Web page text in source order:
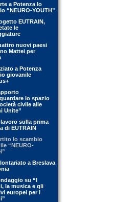
a Potenza lo
“NEURO-YOUTH”
EUTRAIN,
le
nuovi paesi
Mattei per
a Potenza
giovanile
lo spazio
civile alle
Unite”
lavoro sulla prima
di EUTRAIN
lo scambio
“NEURO-
a Breslava
su “I
la musica e gli
europei per i